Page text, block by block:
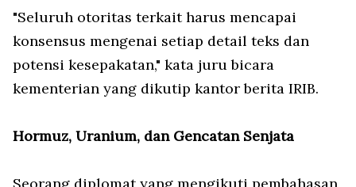
"Seluruh otoritas terkait harus mencapai
konsensus mengenai setiap detail teks dan
potensi kesepakatan," kata juru bicara
kementerian yang dikutip kantor berita IRIB.
Hormuz, Uranium, dan Gencatan Senjata